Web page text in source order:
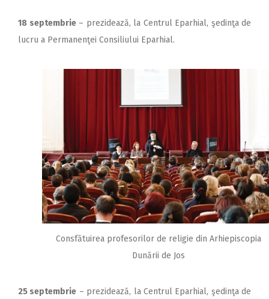
18 septembrie– prezidează, la Centrul Eparhial, şedinţa de
lucru a Permanenţei Consiliului Eparhial.
Consfătuirea profesorilor de religie din Arhiepiscopia
Dunării de Jos
25 septembrie – prezidează, la Centrul Eparhial, şedinţa de